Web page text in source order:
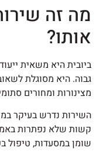
מה זה
אותו?
ביובית היא משאית
גבוה. היא מסוגלת
מצינורות ומחורים
השירות נדרש בעיקר
קשות שלא נפתרות
שומן במסעדות, טיפול